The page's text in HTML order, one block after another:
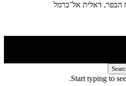
הכפר, דאלית אל־כרמל
Start typing to